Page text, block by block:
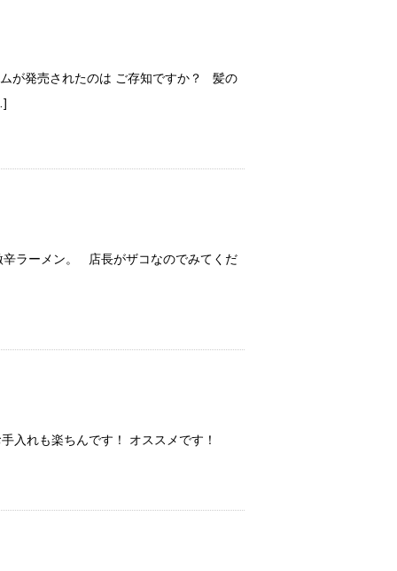
が発売されたのは ご存知ですか？ 髪の
辛ラーメン。 店長がザコなのでみてくだ
入れも楽ちんです！ オススメです！